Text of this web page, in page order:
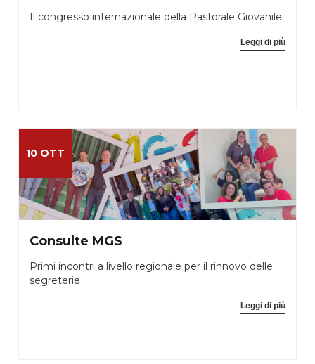
Il congresso internazionale della Pastorale Giovanile
Leggi di più
10 OTT
Consulte MGS
Primi incontri a livello regionale per il rinnovo delle
segreterie
Leggi di più